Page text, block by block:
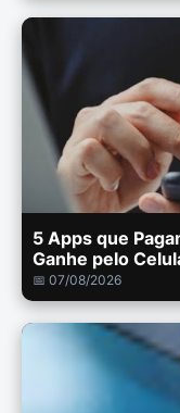
5 Apps que
Ganhe pelo
📅 07/08/2026